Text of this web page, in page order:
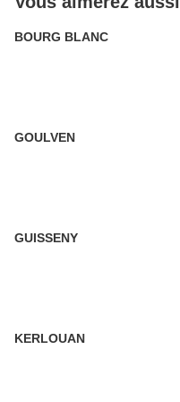
BOURG BLANC
GOULVEN
GUISSENY
KERLOUAN